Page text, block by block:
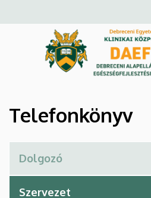
Debreceni
és
Intézet
a
Telefonkönyv